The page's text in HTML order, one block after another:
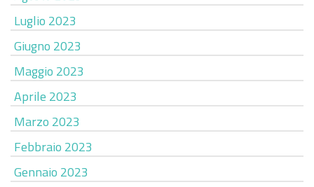
Luglio 2023
Giugno 2023
Maggio 2023
Aprile 2023
Marzo 2023
Febbraio 2023
Gennaio 2023